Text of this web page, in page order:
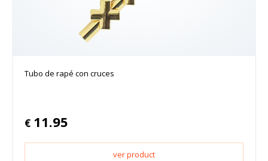
Tubo de rapé con cruces
€ 11.95
ver product